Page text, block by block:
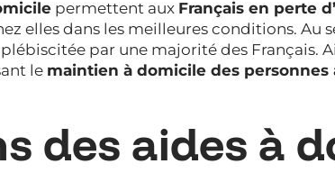
permettent aux Français en perte
elles dans les meilleures conditions. Au
par une majorité des Français.
le maintien à domicile des personnes
des aides à